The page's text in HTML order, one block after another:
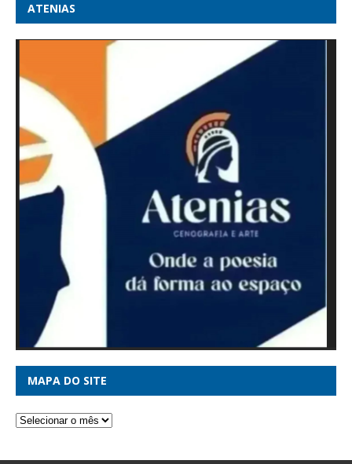
ATENIAS
MAPA DO SITE